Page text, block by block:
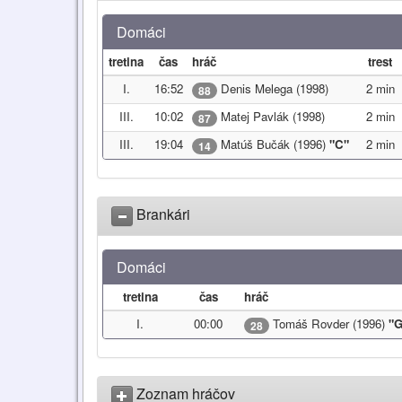
Domáci
tretina čas hráč trest
I.
16:52 88 Denis Melega (1998) 2 min
III.
10:02 87 Matej Pavlák (1998) 2 min
III.
19:04 14 Matúš Bučák (1996) "C" 2 min
Brankári
Domáci
tretina čas hráč
I.
00:00 28 Tomáš Rovder (1996)
Zoznam hráčov